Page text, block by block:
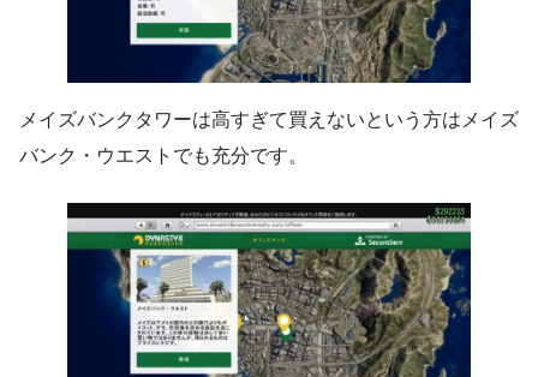
メイズバンクタワーは高すぎて買えないという方はメイズ
バンク・ウエストでも充分です。